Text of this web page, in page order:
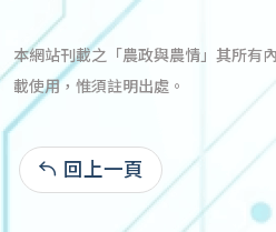
本網站刊載之「農政與農情」其所有
載使用，惟須註明出處。
回上一頁